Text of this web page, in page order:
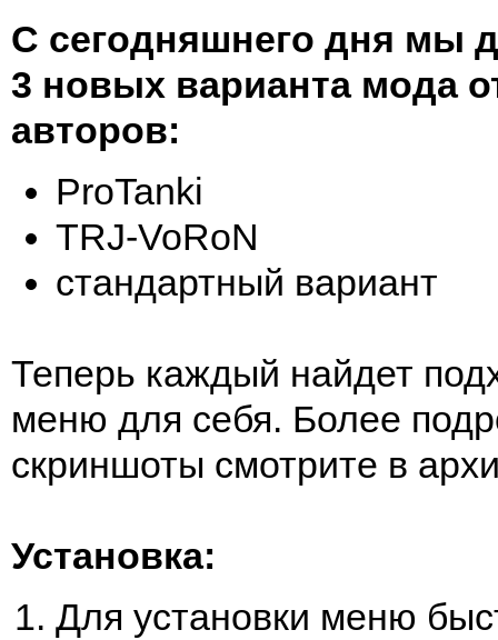
С сегодняшнего дня мы
3 новых варианта мода
авторов:
ProTanki
TRJ-VoRoN
стандартный вариант
Теперь каждый найдет
меню для себя. Более
скриншоты смотрите в
Установка:
Для установки меню